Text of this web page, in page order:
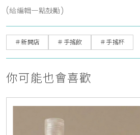
(給編輯一點鼓勵)
＃新開店 ＃手搖飲 ＃手搖杯
你可能也會喜歡